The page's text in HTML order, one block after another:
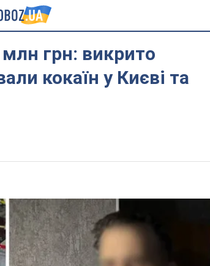
грн: викрито
кокаїн у Києві та